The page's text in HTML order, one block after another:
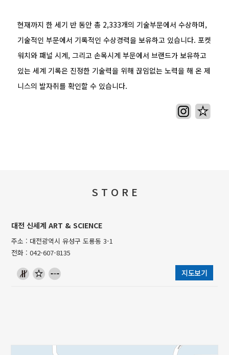
현재까지 한 세기 반 동안 총 2,333개의 기술부문에서 수상하며,
기술적인 부문에서 기록적인 수상경력을 보유하고 있습니다. 포켓
워치와 패널 시계, 그리고 손목시계 부문에서 브랜드가 보유하고
있는 세계 기록은 진정한 기술력을 위해 끊임없는 노력을 해 온 제
니스의 발자취를 확인할 수 있습니다.
S T O R E
대전 신세계 ART & SCIENCE
주소 : 대전광역시 유성구 도룡동 3-1
전화 : 042-607-8135
지도보기